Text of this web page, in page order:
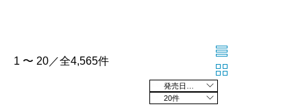
1 〜 20／全4,565件
20件